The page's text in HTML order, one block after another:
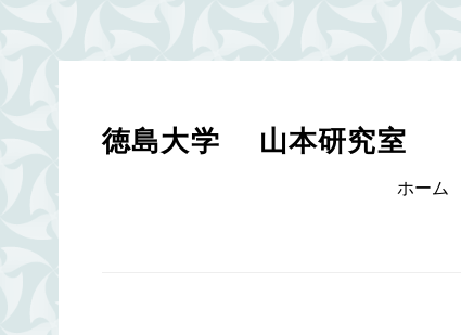
content徳島大学 山本研究室
ホーム